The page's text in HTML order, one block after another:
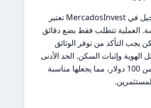
تجربة التسجيل في MercadosInvest تعتبر
العملية تتطلب فقط بضع دقائق
يجب التأكد من توفر الوثائق
الهوية وإثبات السكن. الحد الأدنى
للإيداع يبدأ من 100 دولار، مما يجعلها مناسبة